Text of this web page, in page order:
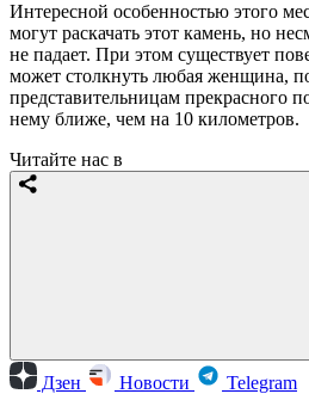
Интересной особенностью этого
могут раскачать этот камень, но
не падает. При этом существует
может столкнуть любая женщина,
представительницам прекрасного
нему ближе, чем на 10 километров.
Читайте нас в
Дзен Новости Telegram